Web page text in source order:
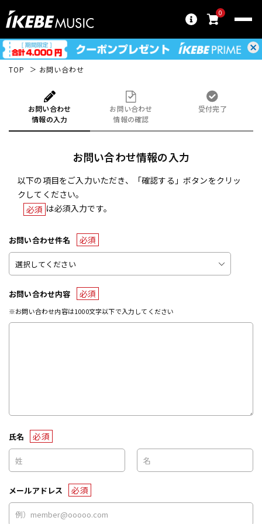
0
TOP お問い合わせ
お問い合わせ
情報の入力
お問い合わせ
情報の確認
受付完了
お問い合わせ情報の入力
以下の項目をご入力いただき、「確認する」ボタンをクリッ
クしてください。
必須 は必須入力です。
お問い合わせ件名 必須
お問い合わせ内容 必須
※お問い合わせ内容は1000文字以下で入力してください
氏名 必須
メールアドレス 必須